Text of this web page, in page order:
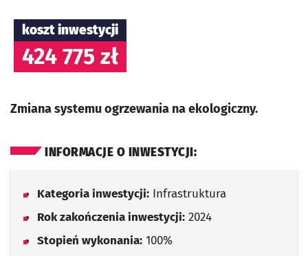
koszt inwestycji
424 775 zł
Zmiana systemu ogrzewania na ekologiczny.
INFORMACJE O INWESTYCJI:
Kategoria inwestycji: Infrastruktura
Rok zakończenia inwestycji: 2024
Stopień wykonania: 100%